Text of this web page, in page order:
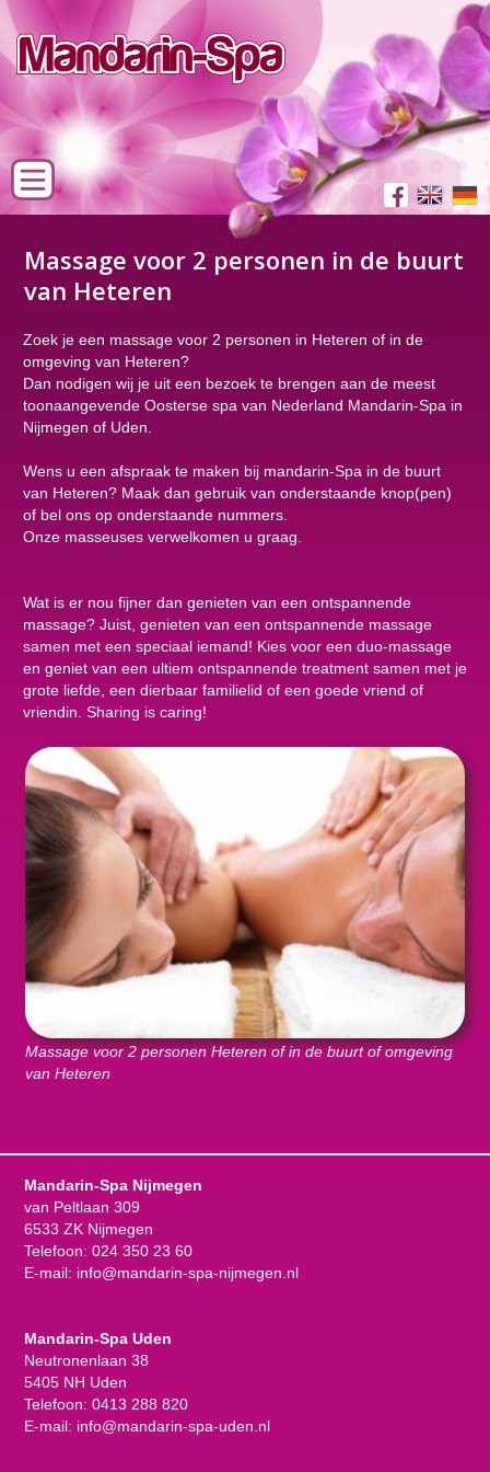
Massage voor 2 personen in de buurt
van Heteren
Zoek je een massage voor 2 personen in Heteren of in de
omgeving van Heteren?
Dan nodigen wij je uit een bezoek te brengen aan de meest
toonaangevende Oosterse spa van Nederland Mandarin-Spa in
Nijmegen of Uden.
Wens u een afspraak te maken bij mandarin-Spa in de buurt
van Heteren? Maak dan gebruik van onderstaande knop(pen)
of bel ons op onderstaande nummers.
Onze masseuses verwelkomen u graag.
Wat is er nou fijner dan genieten van een ontspannende
massage? Juist, genieten van een ontspannende massage
samen met een speciaal iemand! Kies voor een duo-massage
en geniet van een ultiem ontspannende treatment samen met je
grote liefde, een dierbaar familielid of een goede vriend of
vriendin. Sharing is caring!
Massage voor 2 personen Heteren of in de buurt of omgeving
van Heteren
Mandarin-Spa Nijmegen
van Peltlaan 309
6533 ZK Nijmegen
Telefoon: 024 350 23 60
E-mail: info@mandarin-spa-nijmegen.nl
Mandarin-Spa Uden
Neutronenlaan 38
5405 NH Uden
Telefoon: 0413 288 820
E-mail: info@mandarin-spa-uden.nl